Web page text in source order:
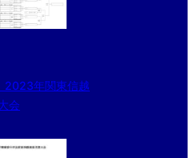
2023年関東信越
会